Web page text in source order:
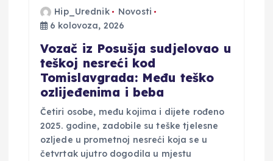
Hip_Urednik
Novosti
6 kolovoza, 2026
Vozač iz Posušja sudjelovao u
teškoj nesreći kod
Tomislavgrada: Među teško
ozlijeđenima i beba
Četiri osobe, među kojima i dijete rođeno
2025. godine, zadobile su teške tjelesne
ozljede u prometnoj nesreći koja se u
četvrtak ujutro dogodila u mjestu